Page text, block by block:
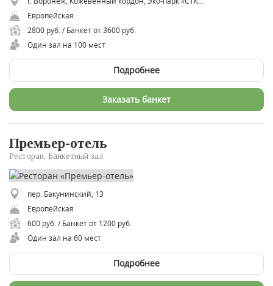
Европейская
2800 руб. / Банкет от 3600 руб.
Один зал на 100 мест
Подробнее
Заказать банкет
Премьер-отель
Ресторан, Банкетный зал
пер. Бакунинский, 13
Европейская
600 руб. / Банкет от 1200 руб.
Один зал на 60 мест
Подробнее